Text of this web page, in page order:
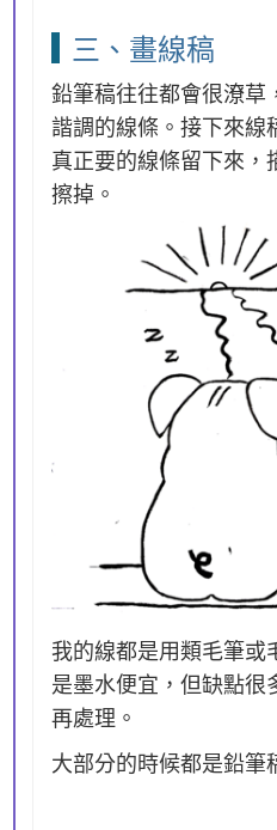
三、畫線稿
鉛筆稿往往都會很潦草
諧調的線條。接下來線
真正要的線條留下來，
擦掉。
我的線都是用類毛筆或
是墨水便宜，但缺點
再處理。
大部分的時候都是鉛筆